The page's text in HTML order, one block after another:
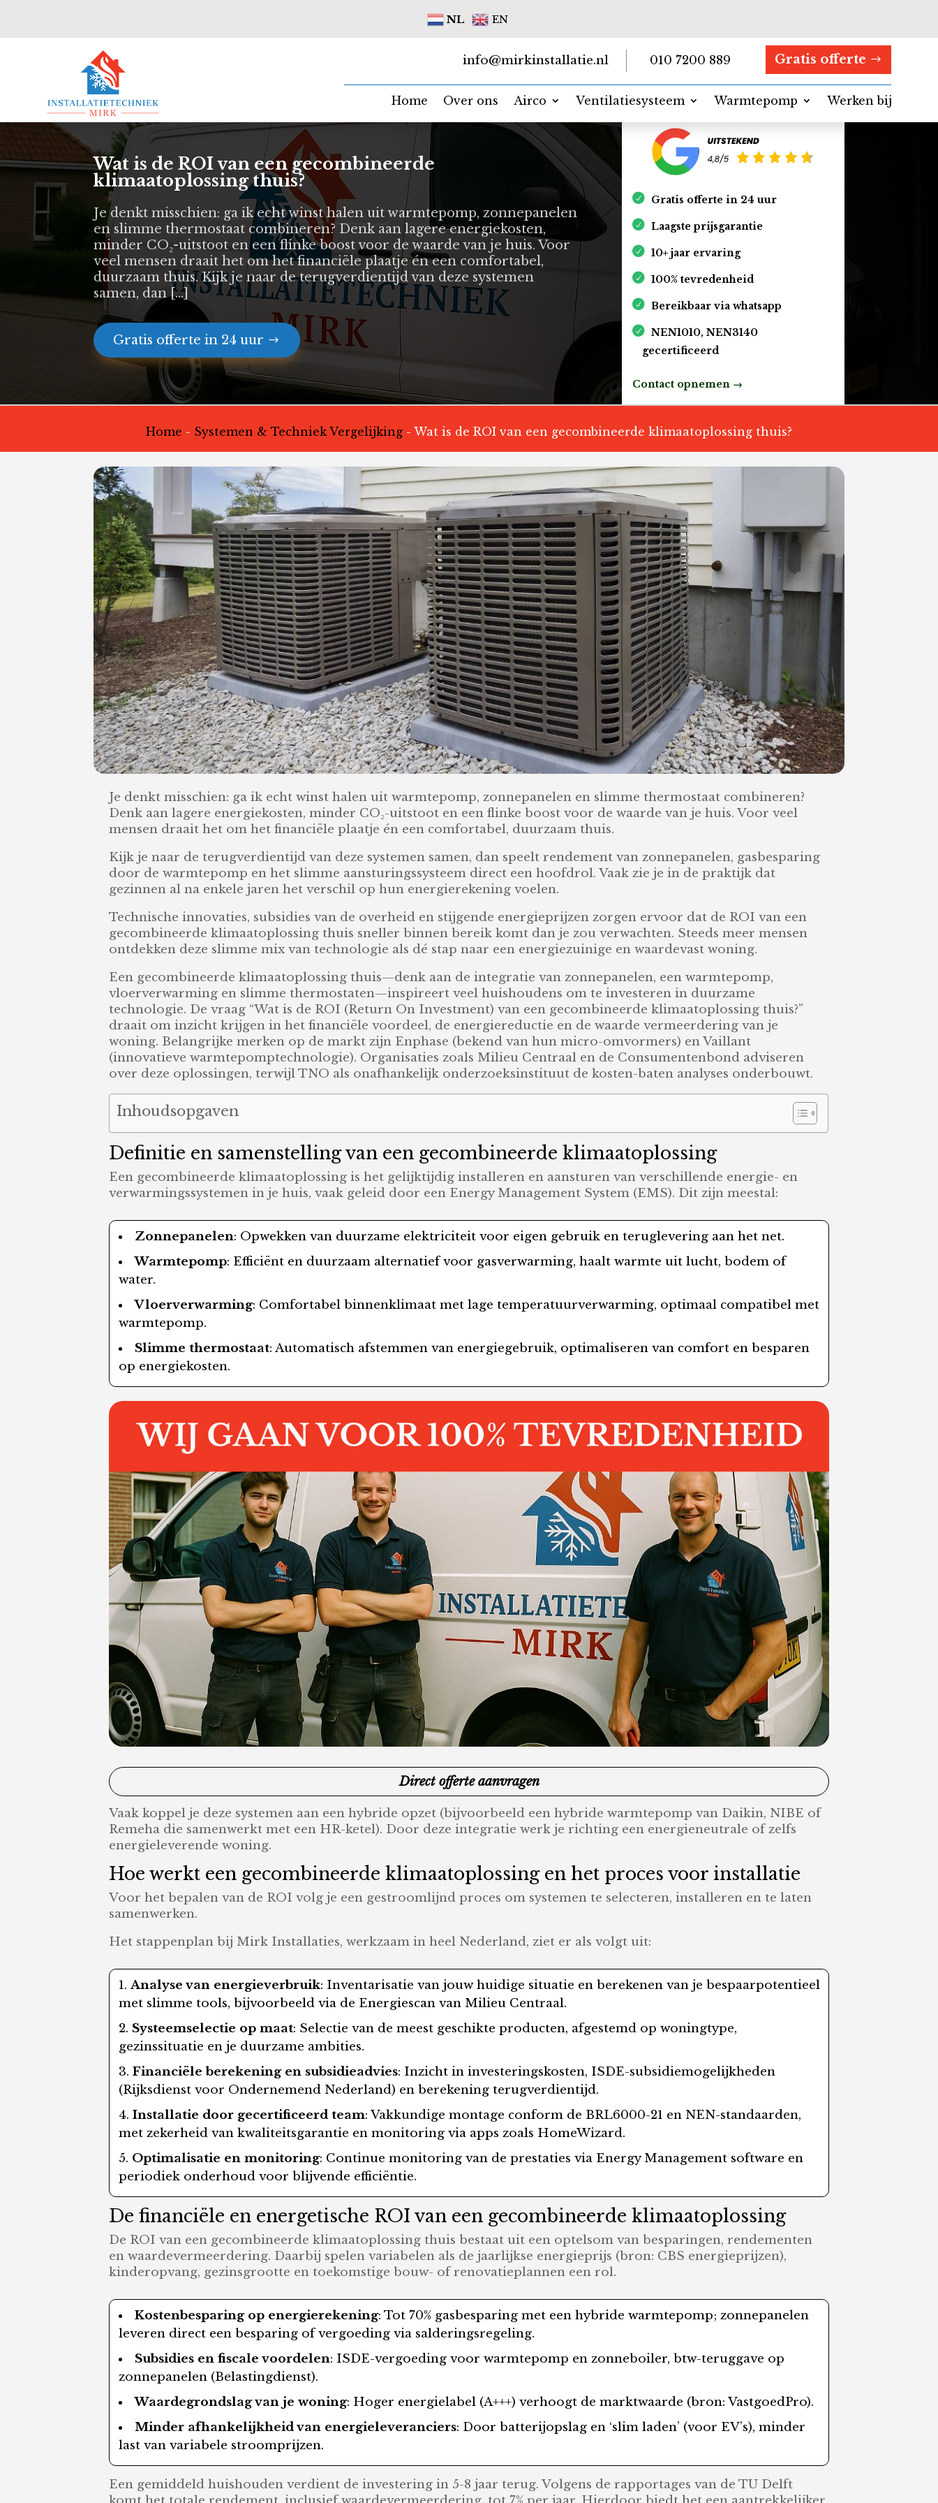
NL EN
Gratis offerte
010 7200 889
info@mirkinstallatie.nl
Home Over ons Airco Ventilatiesysteem Warmtepomp
Werken bij
Wat is de ROI van een gecombineerde
klimaatoplossing thuis?
Je denkt misschien: ga ik echt winst halen uit warmtepomp, zonnepanelen
en slimme thermostaat combineren? Denk aan lagere energiekosten,
minder CO₂-uitstoot en een flinke boost voor de waarde van je huis. Voor
veel mensen draait het om het financiële plaatje én een comfortabel,
duurzaam thuis. Kijk je naar de terugverdientijd van deze systemen
samen, dan […]
Gratis offerte in 24 uur
Gratis offerte in 24 uur
Laagste prijsgarantie
10+ jaar ervaring
100% tevredenheid
Bereikbaar via whatsapp
NEN1010, NEN3140
gecertificeerd
Contact opnemen →
Home - Systemen & Techniek Vergelijking - Wat is de ROI van een gecombineerde klimaatoplossing thuis?
Je denkt misschien: ga ik echt winst halen uit warmtepomp, zonnepanelen en slimme thermostaat combineren?
Denk aan lagere energiekosten, minder CO₂-uitstoot en een flinke boost voor de waarde van je huis. Voor veel
mensen draait het om het financiële plaatje én een comfortabel, duurzaam thuis.
Kijk je naar de terugverdientijd van deze systemen samen, dan speelt rendement van zonnepanelen, gasbesparing
door de warmtepomp en het slimme aansturingssysteem direct een hoofdrol. Vaak zie je in de praktijk dat
gezinnen al na enkele jaren het verschil op hun energierekening voelen.
Technische innovaties, subsidies van de overheid en stijgende energieprijzen zorgen ervoor dat de ROI van een
gecombineerde klimaatoplossing thuis sneller binnen bereik komt dan je zou verwachten. Steeds meer mensen
ontdekken deze slimme mix van technologie als dé stap naar een energiezuinige en waardevast woning.
Een gecombineerde klimaatoplossing thuis—denk aan de integratie van zonnepanelen, een warmtepomp,
vloerverwarming en slimme thermostaten—inspireert veel huishoudens om te investeren in duurzame
technologie. De vraag “Wat is de ROI (Return On Investment) van een gecombineerde klimaatoplossing thuis?”
draait om inzicht krijgen in het financiële voordeel, de energiereductie en de waarde vermeerdering van je
woning. Belangrijke merken op de markt zijn Enphase (bekend van hun micro-omvormers) en Vaillant
(innovatieve warmtepomptechnologie). Organisaties zoals Milieu Centraal en de Consumentenbond adviseren
over deze oplossingen, terwijl TNO als onafhankelijk onderzoeksinstituut de kosten-baten analyses onderbouwt.
Inhoudsopgaven
Definitie en samenstelling van een gecombineerde klimaatoplossing
Een gecombineerde klimaatoplossing is het gelijktijdig installeren en aansturen van verschillende energie- en
verwarmingssystemen in je huis, vaak geleid door een Energy Management System (EMS). Dit zijn meestal:
Zonnepanelen: Opwekken van duurzame elektriciteit voor eigen gebruik en teruglevering aan het net.
Warmtepomp: Efficiënt en duurzaam alternatief voor gasverwarming, haalt warmte uit lucht, bodem of
water.
Vloerverwarming: Comfortabel binnenklimaat met lage temperatuurverwarming, optimaal compatibel met
warmtepomp.
Slimme thermostaat: Automatisch afstemmen van energiegebruik, optimaliseren van comfort en besparen
op energiekosten.
Direct offerte aanvragen
Vaak koppel je deze systemen aan een hybride opzet (bijvoorbeeld een hybride warmtepomp van Daikin, NIBE of
Remeha die samenwerkt met een HR-ketel). Door deze integratie werk je richting een energieneutrale of zelfs
energieleverende woning.
Hoe werkt een gecombineerde klimaatoplossing en het proces voor installatie
Voor het bepalen van de ROI volg je een gestroomlijnd proces om systemen te selecteren, installeren en te laten
samenwerken.
Het stappenplan bij Mirk Installaties, werkzaam in heel Nederland, ziet er als volgt uit:
Analyse van energieverbruik: Inventarisatie van jouw huidige situatie en berekenen van je bespaarpotentieel
met slimme tools, bijvoorbeeld via de Energiescan van Milieu Centraal.
Systeemselectie op maat: Selectie van de meest geschikte producten, afgestemd op woningtype,
gezinssituatie en je duurzame ambities.
Financiële berekening en subsidieadvies: Inzicht in investeringskosten, ISDE-subsidiemogelijkheden
(Rijksdienst voor Ondernemend Nederland) en berekening terugverdientijd.
Installatie door gecertificeerd team: Vakkundige montage conform de BRL6000-21 en NEN-standaarden,
met zekerheid van kwaliteitsgarantie en monitoring via apps zoals HomeWizard.
Optimalisatie en monitoring: Continue monitoring van de prestaties via Energy Management software en
periodiek onderhoud voor blijvende efficiëntie.
De financiële en energetische ROI van een gecombineerde klimaatoplossing
De ROI van een gecombineerde klimaatoplossing thuis bestaat uit een optelsom van besparingen, rendementen
en waardevermeerdering. Daarbij spelen variabelen als de jaarlijkse energieprijs (bron: CBS energieprijzen),
kinderopvang, gezinsgrootte en toekomstige bouw- of renovatieplannen een rol.
Kostenbesparing op energierekening: Tot 70% gasbesparing met een hybride warmtepomp; zonnepanelen
leveren direct een besparing of vergoeding via salderingsregeling.
Subsidies en fiscale voordelen: ISDE-vergoeding voor warmtepomp en zonneboiler, btw-teruggave op
zonnepanelen (Belastingdienst).
Waardegrondslag van je woning: Hoger energielabel (A+++) verhoogt de marktwaarde (bron: VastgoedPro).
Minder afhankelijkheid van energieleveranciers: Door batterijopslag en ‘slim laden’ (voor EV’s), minder
last van variabele stroomprijzen.
Een gemiddeld huishouden verdient de investering in 5-8 jaar terug. Volgens de rapportages van de TU Delft